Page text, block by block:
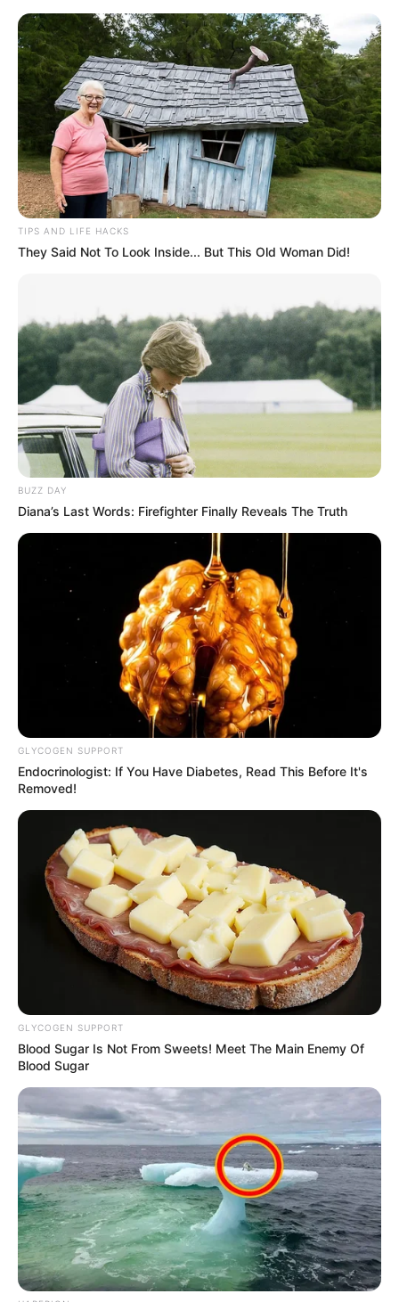
KERALA
നിവാസിയായ 10 വയസുകാരൻ; ഏറ്റെടുത്ത്
സോഷ്യൽ മീഡിയ
തേജസ്വി സൂര്യ വിവാഹിതനാകുന്നു;
ജീവിതസഖിയാകുന്നത് പ്രധാനമന്ത്രി പ്രശംസിച്ച
കർണാടക സംഗീതജ്ഞ; ശിവശ്രീ സ്കന്ദപ്രസാദ്
ആരാണെന്നറിയാം..
‘എന്നെ ആർക്കും വേണ്ടായെന്ന തോന്നൽ…
പെട്ടെന്ന് ദേഷ്യവും സങ്കടവും വരുന്നു …’; ഈ
പ്രശ്നങ്ങൾ നിങ്ങൾക്കുണ്ടോ..? കാരണമിത്
TIPS AND LIFE HACKS
They Said Not To Look Inside... But This Old Woman Did!
BUZZ DAY
Diana’s Last Words: Firefighter Finally Reveals The Truth
GLYCOGEN SUPPORT
Endocrinologist: If You Have Diabetes, Read This Before It's
Removed!
GLYCOGEN SUPPORT
Blood Sugar Is Not From Sweets! Meet The Main Enemy Of
Blood Sugar